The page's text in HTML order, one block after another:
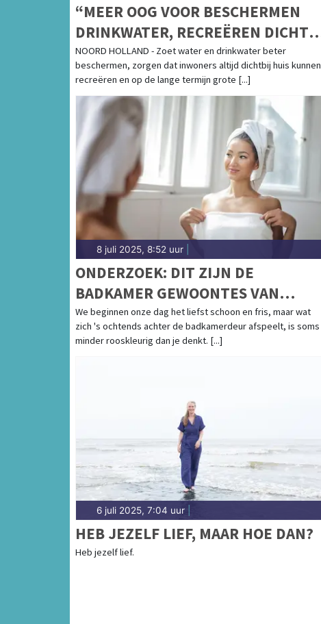
“MEER OOG VOOR BESCHERMEN
DRINKWATER, RECREËREN DICHT
BIJ HUIS”
NOORD HOLLAND - Zoet water en drinkwater beter
beschermen, zorgen dat inwoners altijd dichtbij huis kunnen
recreëren en op de lange termijn grote [...]
8 juli 2025, 8:52 uur
ONDERZOEK: DIT ZIJN DE
BADKAMER GEWOONTES VAN
NEDERLAND
We beginnen onze dag het liefst schoon en fris, maar wat
zich 's ochtends achter de badkamerdeur afspeelt, is soms
minder rooskleurig dan je denkt. [...]
6 juli 2025, 7:04 uur
HEB JEZELF LIEF, MAAR HOE DAN?
Heb jezelf lief.